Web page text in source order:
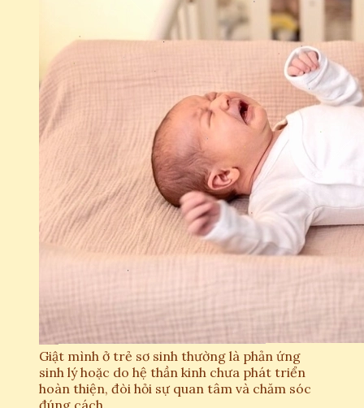
Giật mình ở trẻ sơ sinh thường là phản ứng
sinh lý hoặc do hệ thần kinh chưa phát triển
hoàn thiện, đòi hỏi sự quan tâm và chăm sóc
đúng cách.